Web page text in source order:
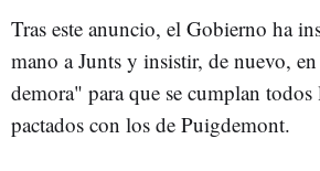
Tras este anuncio, el Gobierno ha
mano a Junts y insistir, de nuevo,
demora" para que se cumplan
pactados con los de Puigdemont.